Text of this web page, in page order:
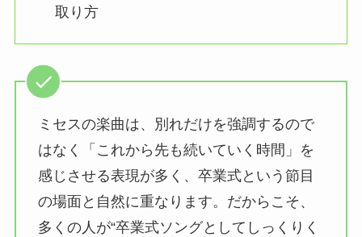
取り方
ミセスの楽曲は、別れだけを強調するので
はなく「これから先も続いていく時間」を
感じさせる表現が多く、卒業式という節目
の場面と自然に重なります。だからこそ、
多くの人が“卒業式ソングとしてしっくりく